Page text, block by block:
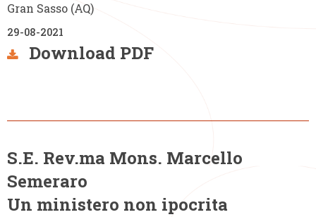
Gran Sasso (AQ)
29-08-2021
Download PDF
S.E. Rev.ma Mons. Marcello
Semeraro
Un ministero non ipocrita